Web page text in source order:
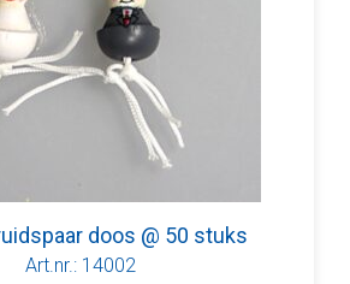
doos @ 50 stuks
Art.nr.: 14002